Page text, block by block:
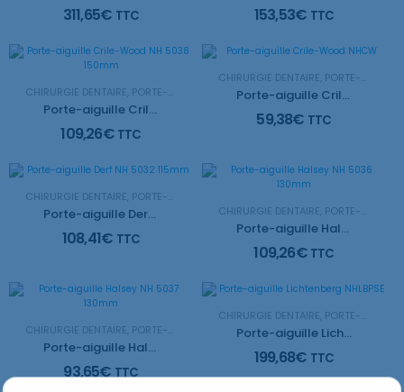
311,65€ TTC 153,53€ TTC
CHIRURGIE DENTAIRE PORTE-AIGUILLE
Porte-aiguille Crile-Wood NH 5038 150mm
109,26€ TTC
CHIRURGIE DENTAIRE PORTE-AIGUILLE
Porte-aiguille Crile-Wood NHCW
59,38€ TTC
CHIRURGIE DENTAIRE PORTE-AIGUILLE
Porte-aiguille Derf NH 5032 115mm
108,41€ TTC
CHIRURGIE DENTAIRE PORTE-AIGUILLE
Porte-aiguille Halsey NH 5036 130mm
109,26€ TTC
CHIRURGIE DENTAIRE PORTE-AIGUILLE
Porte-aiguille Halsey NH 5037 130mm
93,65€TTC
CHIRURGIE DENTAIRE PORTE-AIGUILLE
Porte-aiguille Lichtenberg NHLBPSE
199,68€ TTC